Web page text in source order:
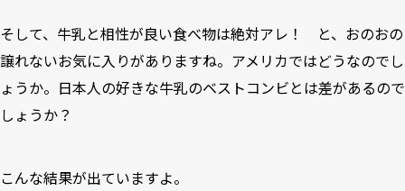
そして、牛乳と相性が良い食べ物は絶対アレ！ と、おのおの
譲れないお気に入りがありますね。アメリカではどうなのでし
ょうか。日本人の好きな牛乳のベストコンビとは差があるので
しょうか？
こんな結果が出ていますよ。